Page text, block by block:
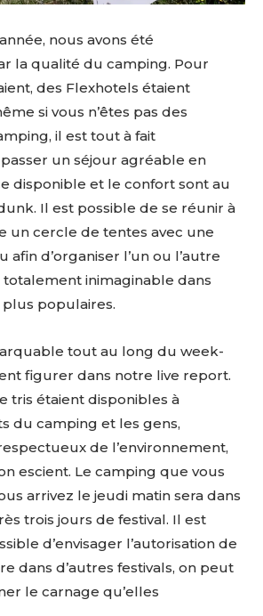
nous avons été
la qualité du camping. Pour
des Flexhotels étaient
si vous n’êtes pas des
il est tout à fait
un séjour agréable en
disponible et le confort sont au
Il est possible de se réunir à
un cercle de tentes avec une
d’organiser l’un ou l’autre
inimaginable dans
plus populaires.
tout au long du week-
figurer dans notre live report.
tris étaient disponibles à
du camping et les gens,
de l’environnement,
escient. Le camping que vous
arrivez le jeudi matin sera dans
trois jours de festival. Il est
d’envisager l’autorisation de
dans d’autres festivals, on peut
le carnage qu’elles